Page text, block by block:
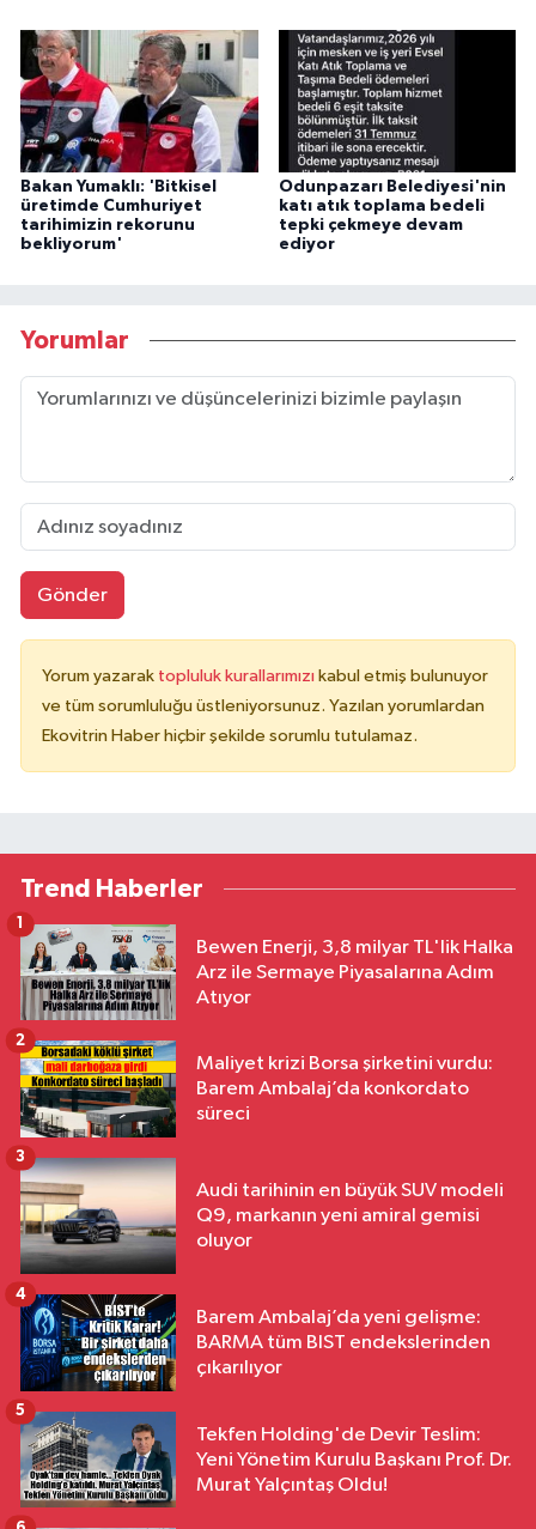
Bakan Yumaklı: 'Bitkisel
üretimde Cumhuriyet
tarihimizin rekorunu
bekliyorum'
Odunpazarı Belediyesi'nin
katı atık toplama bedeli
tepki çekmeye devam
ediyor
Yorumlar
Gönder
Yorum yazarak topluluk kurallarımızı kabul etmiş bulunuyor
ve tüm sorumluluğu üstleniyorsunuz. Yazılan yorumlardan
Ekovitrin Haber hiçbir şekilde sorumlu tutulamaz.
Trend Haberler
Bewen Enerji, 3,8 milyar TL'lik Halka
Arz ile Sermaye Piyasalarına Adım
Atıyor
1
Maliyet krizi Borsa şirketini vurdu:
Barem Ambalaj’da konkordato
süreci
2
Audi tarihinin en büyük SUV modeli
Q9, markanın yeni amiral gemisi
oluyor
3
Barem Ambalaj’da yeni gelişme:
BARMA tüm BIST endekslerinden
çıkarılıyor
4
Tekfen Holding'de Devir Teslim:
Yeni Yönetim Kurulu Başkanı Prof. Dr.
Murat Yalçıntaş Oldu!
5